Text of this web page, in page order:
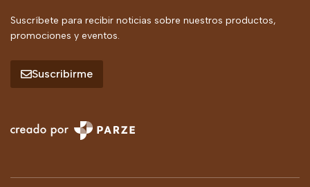
Suscríbete para recibir noticias sobre nuestros productos,
promociones y eventos.
Suscribirme